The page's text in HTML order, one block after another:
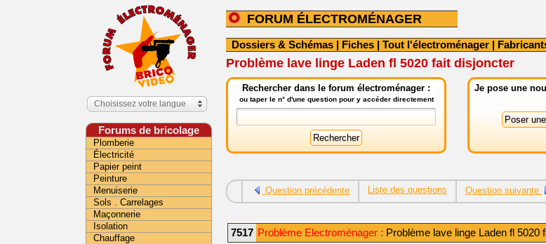
FORUM ÉLECTROMÉNAGER
Dossiers & Schémas | Fiches | Tout l'électroménager |
Problème lave linge Laden fl 5020 fait disjoncter
Rechercher dans le forum électroménager :
ou taper le n° d'une question pour y accéder directement
Je pose une
Question précédente Liste des questions Question suivante
7517 Problème Electroménager : Problème lave linge Laden fl 5020
Choisissez votre langue
Forums de bricolage
Plomberie
Électricité
Papier peint
Peinture
Menuiserie
Sols . Carrelages
Maçonnerie
Isolation
Chauffage